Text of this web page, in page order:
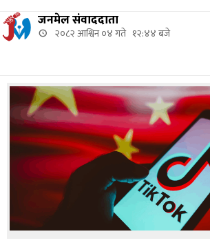
जनमेल संवाददाता
२०८२ आश्विन ०४ गते १२:४४ बजे